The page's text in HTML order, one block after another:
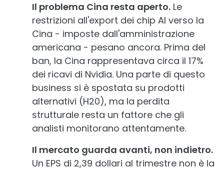
Il problema Cina resta aperto. Le
restrizioni all'export dei chip AI verso la
Cina - imposte dall'amministrazione
americana - pesano ancora. Prima del
ban, la Cina rappresentava circa il 17%
dei ricavi di Nvidia. Una parte di questo
business si è spostata su prodotti
alternativi (H20), ma la perdita
strutturale resta un fattore che gli
analisti monitorano attentamente.
Il mercato guarda avanti, non indietro.
Un EPS di 2,39 dollari al trimestre non è la